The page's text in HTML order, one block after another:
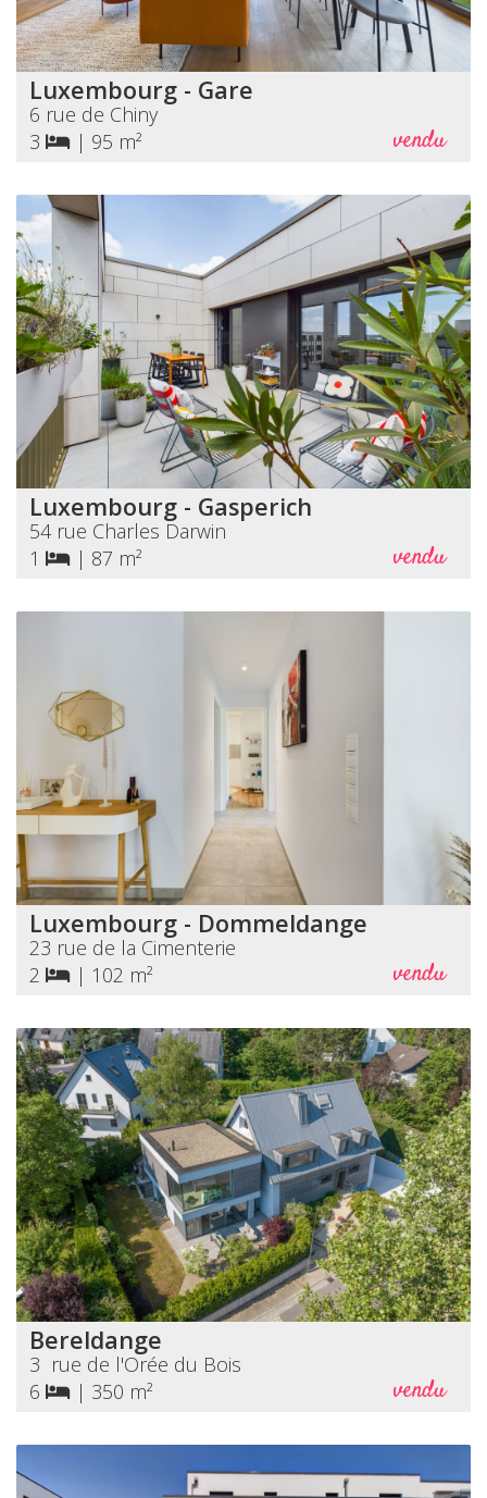
Luxembourg - Gare
6 rue de Chiny
3
| 95 m² vendu
Luxembourg - Gasperich
54 rue Charles Darwin
1
| 87 m² vendu
Luxembourg - Dommeldange
23 rue de la Cimenterie
2
| 102 m² vendu
Bereldange
3 rue de l'Orée du Bois
6
| 350 m² vendu